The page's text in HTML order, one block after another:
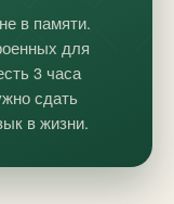
в памяти.
для
3 часа
сдать
в жизни.